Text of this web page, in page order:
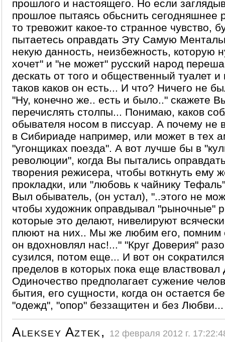
прошлого и настоящего. Но если
прошлое пытаясь обьснить сегодняшнее
то тревожит какое-то странное чувство,
пытаетесь оправдать Эту Самую
некую данность, неизбежность, которую
хочет" и "не может" русский народ
дескать от того и общественный туалет и
таков каков он есть... И что? Ничего не
"Ну, конечно же.. есть и было.." скажете
перечислять столпы... Понимаю, каков
обывателя носом в писсуар. А почему не
в Сибириаде например, или может в тех
"угонщиках поезда". А вот лучше бы в
революции", когда Вы пытались
творения режисера, чтобы воткнуть ему
прокладки, или "любовь к чайнику
Выл обыватель, (он устал), "..этого не
чтобы художник оправдывал "рыночные"
которые это делают, нивелируют
плюют на них.. Мы же любим его, помним
он вдохновлял нас!..." "Круг Доверия"
сузился, потом еще... И вот он
пределов в которых пока еще властвовал
Одиночество предполагает сужение
бытия, его сущности, когда он остается
"одежд", "опор" беззащитен и без Любви...
Aleksey Aztek, 12 февраля 2012 г.